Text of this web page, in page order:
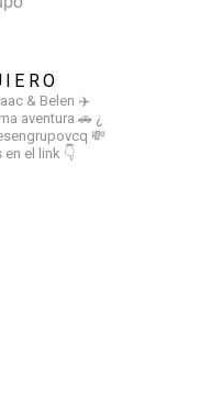
& Belen ✈️
aventura 🚗 ¿
💸
el link 👇